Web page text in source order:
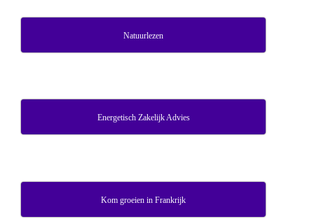
Natuurlezen
Energetisch Zakelijk Advies
Kom groeien in Frankrijk